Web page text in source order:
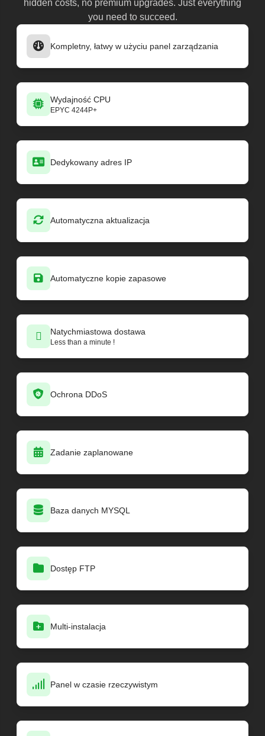
hidden costs, no premium upgrades. Just everything
you need to succeed.
Kompletny, łatwy w użyciu panel zarządzania
Wydajność CPU
EPYC 4244P+
Dedykowany adres IP
Automatyczna aktualizacja
Automatyczne kopie zapasowe
Natychmiastowa dostawa
Less than a minute !
Ochrona DDoS
Zadanie zaplanowane
Baza danych MYSQL
Dostęp FTP
Multi-instalacja
Panel w czasie rzeczywistym